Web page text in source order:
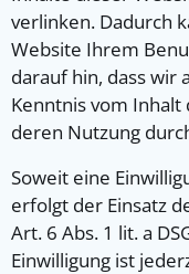
verlinken. Dadurch
Website Ihrem
darauf hin, dass wir
Kenntnis vom
deren Nutzung
Soweit eine
erfolgt der Einsatz
Art. 6 Abs. 1 lit. a
Einwilligung ist